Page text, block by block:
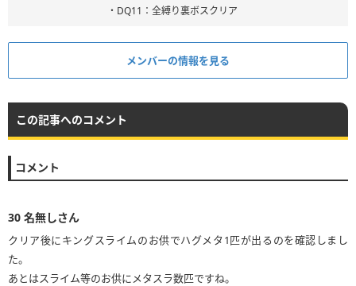
・DQ11：全縛り裏ボスクリア
メンバーの情報を見る
この記事へのコメント
コメント
30 名無しさん
クリア後にキングスライムのお供でハグメタ1匹が出るのを確認しまし
た。
あとはスライム等のお供にメタスラ数匹ですね。